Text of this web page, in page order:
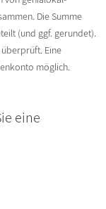
Die Summe
(und ggf. gerundet).
Eine
möglich.
eine